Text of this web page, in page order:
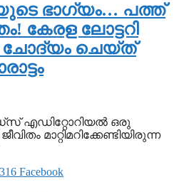
ഭാഗ്യം… പത്ത്
കേരള ലോട്ടറി
ചോദ്യം ചെയ്ത്
എഡിറ്റോറിയൽ ഒരു
മാറ്റിമറിക്കേണ്ടിയിരുന്ന